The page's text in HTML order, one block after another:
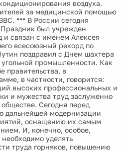
воздуха.
за медицинской помощью
*** В России сегодня
был учрежден
и связан с именем Алексея
всесоюзный рекорд по
поздравил с Днем шахтера
промышленности. Как
правительства, в
в частности, говорится:
высоких профессиональных и
и мужества труд заслуженно
Сегодня перед
дальнейшей модернизации
оснащению их самым
И, конечно, особое,
уделять
труда горняков, повышению